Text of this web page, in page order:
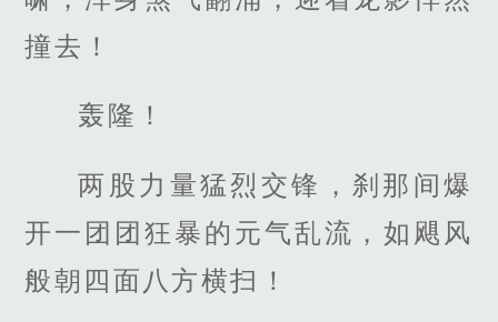
撞去！
轰隆！
两股力量猛烈交锋，刹那间爆
开一团团狂暴的元气乱流，如飓风
般朝四面八方横扫！